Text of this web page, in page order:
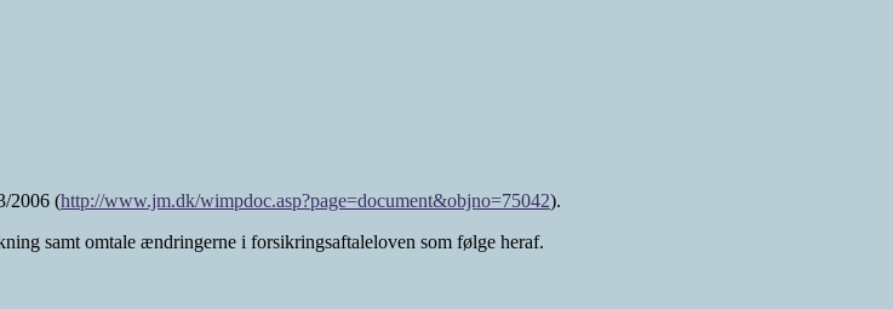
2006 (http://www.jm.dk/wimpdoc.asp?page=document&objno=75042).
samt omtale ændringerne i forsikringsaftaleloven som følge heraf.